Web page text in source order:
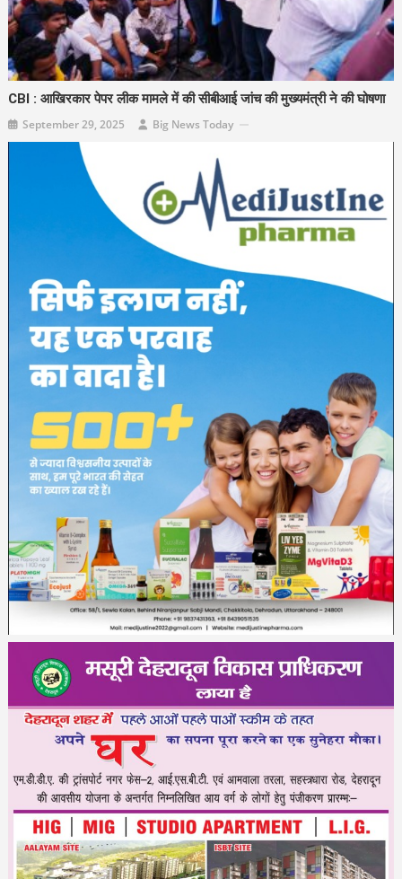
CBI : आखिरकार पेपर लीक मामले में की सीबीआई जांच की मुख्यमंत्री ने की घोषणा
September 29, 2025 Big News Today